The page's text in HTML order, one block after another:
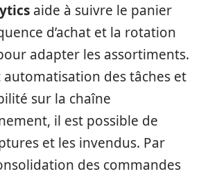
aide à suivre le panier
d’achat et la rotation
adapter les assortiments.
des tâches et
sur la chaîne
il est possible de
et les invendus. Par
des commandes